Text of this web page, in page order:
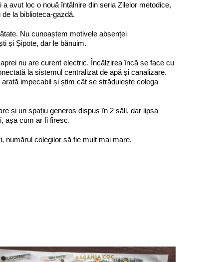
avut loc o nouă întâlnire din seria Zilelor metodice,
de la biblioteca-gazdă.
Nu cunoaștem motivele absenței
și Șipote, dar le bănuim.
nu are curent electric. Încălzirea încă se face cu
la sistemul centralizat de apă și canalizare.
impecabil și știm cât se străduiește colega
și un spațiu generos dispus în 2 săli, dar lipsa
așa cum ar fi firesc.
numărul colegilor să fie mult mai mare.